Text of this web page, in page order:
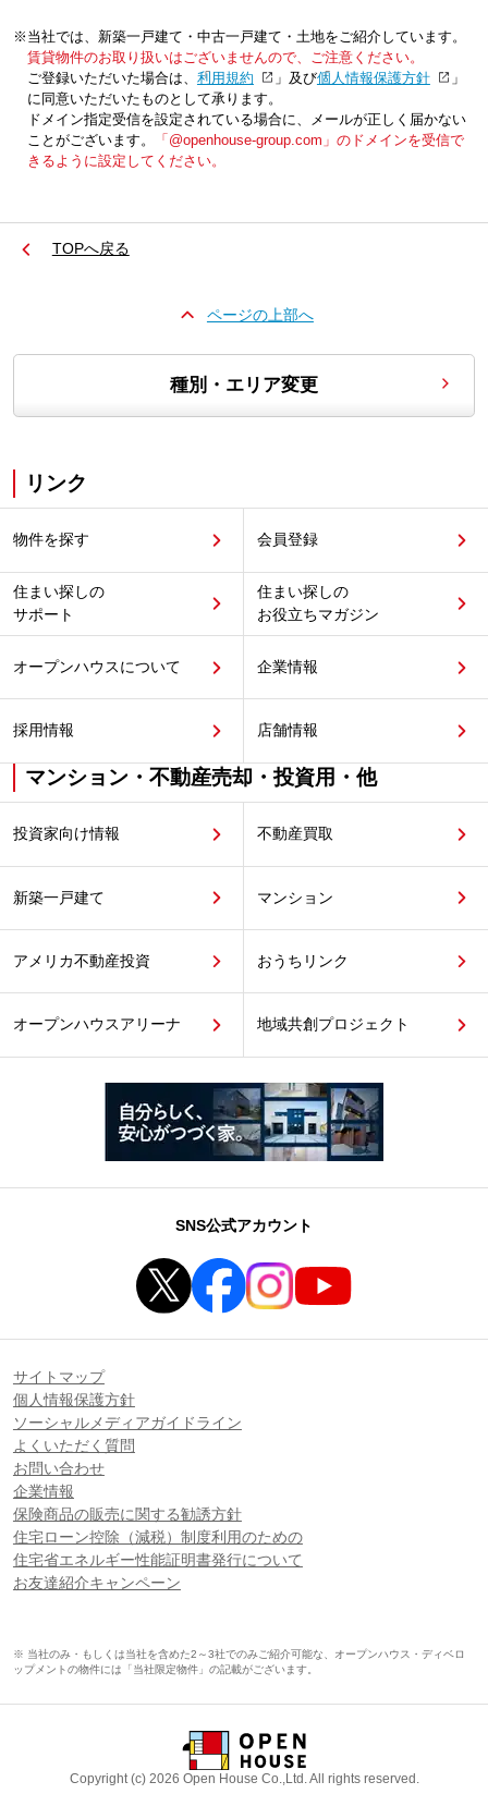
※当社では、新築一戸建て・中古一戸建て・土地をご紹介しています。
賃貸物件のお取り扱いはございませんので、ご注意ください。
ご登録いただいた場合は、「利用規約 」及び「個人情報保護方針
」
に同意いただいたものとして承ります。
ドメイン指定受信を設定されている場合に、メールが正しく届かない
ことがございます。
「@openhouse-group.com」のドメインを受信で
きるように設定してください。
TOPへ戻る
ページの上部へ
種別・エリア変更
リンク
物件を探す 会員登録
住まい探しの
サポート
住まい探しの
お役立ちマガジン
オープンハウスについて 企業情報
採用情報 店舗情報
マンション・不動産売却・投資用・他
投資家向け情報 不動産買取
新築一戸建て マンション
アメリカ不動産投資 おうちリンク
オープンハウスアリーナ 地域共創プロジェクト
SNS公式アカウント
サイトマップ
個人情報保護方針
ソーシャルメディアガイドライン
よくいただく質問
お問い合わせ
企業情報
保険商品の販売に関する勧誘方針
住宅ローン控除（減税）制度利用のための
住宅省エネルギー性能証明書発行について
お友達紹介キャンペーン
※ 当社のみ・もしくは当社を含めた2～3社でのみご紹介可能な、オープンハウス・ディベロ
ップメントの物件には「当社限定物件」の記載がございます。
Copyright (c) 2026 Open House Co.,Ltd. All rights reserved.